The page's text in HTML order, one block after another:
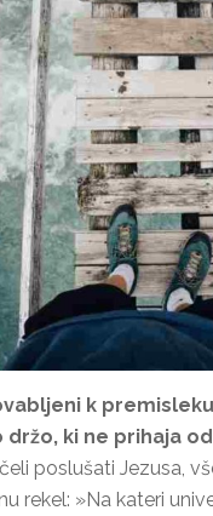
k
ki ne prihaja
poslušati Jezusa,
rekel: »Na kateri